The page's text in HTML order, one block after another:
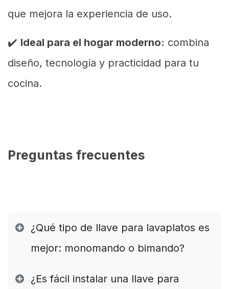
que mejora la experiencia de uso.
✔️ Ideal para el hogar moderno: combina
diseño, tecnología y practicidad para tu
cocina.
Preguntas frecuentes
¿Qué tipo de llave para lavaplatos es
mejor: monomando o bimando?
¿Es fácil instalar una llave para